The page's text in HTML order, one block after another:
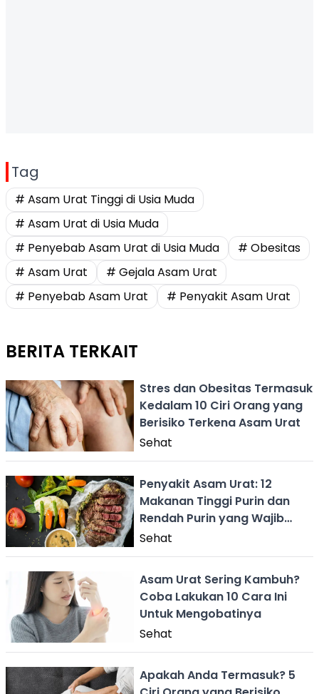
Tag
# Asam Urat Tinggi di Usia Muda
# Asam Urat di Usia Muda
# Penyebab Asam Urat di Usia Muda
# Obesitas
# Asam Urat
# Gejala Asam Urat
# Penyebab Asam Urat
# Penyakit Asam Urat
BERITA TERKAIT
Stres dan Obesitas Termasuk
Kedalam 10 Ciri Orang yang
Berisiko Terkena Asam Urat
Sehat
Penyakit Asam Urat: 12
Makanan Tinggi Purin dan
Rendah Purin yang Wajib
Diketahui
Sehat
Asam Urat Sering Kambuh?
Coba Lakukan 10 Cara Ini
Untuk Mengobatinya
Sehat
Apakah Anda Termasuk? 5